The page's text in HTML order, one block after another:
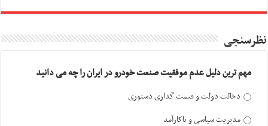
نظرسنجی
مهم ترین دلیل عدم موفقیت صنعت خودرو در ایران را چه می دانید
دخالت دولت و قیمت گذاری دستوری
مدیریت سیاسی و ناکارآمد